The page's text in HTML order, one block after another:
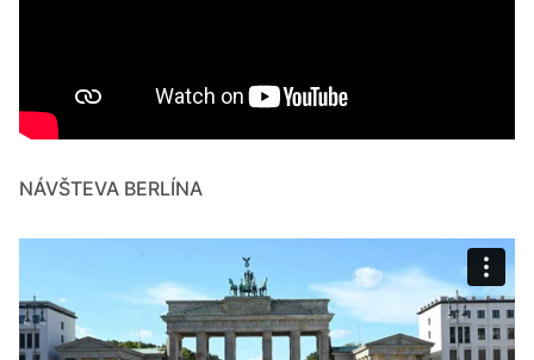
NÁVŠTEVA BERLÍNA